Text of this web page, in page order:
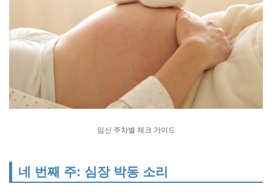
임신 주차별 체크 가이드
네 번째 주: 심장 박동 소리